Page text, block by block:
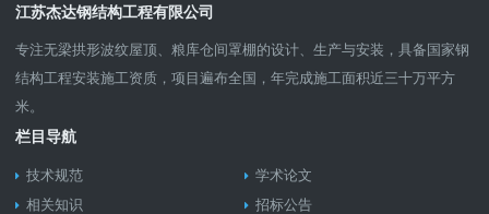
江苏杰达钢结构工程有限公司
专注无梁拱形波纹屋顶、粮库仓间罩棚的设计、生产与安装，具备国家钢
结构工程安装施工资质，项目遍布全国，年完成施工面积近三十万平方
米。
栏目导航
技术规范
学术论文
相关知识
招标公告